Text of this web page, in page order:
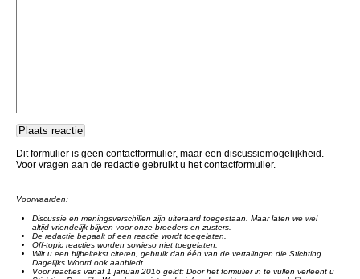
Dit formulier is geen contactformulier, maar een discussiemogelijkheid.
Voor vragen aan de redactie gebruikt u het contactformulier.
Voorwaarden:
Discussie en meningsverschillen zijn uiteraard toegestaan. Maar laten we wel
altijd vriendelijk blijven voor onze broeders en zusters.
De redactie bepaalt of een reactie wordt toegelaten.
Off-topic reacties worden sowieso niet toegelaten.
Wilt u een bijbeltekst citeren, gebruik dan één van de vertalingen die Stichting
Dagelijks Woord ook aanbiedt.
Voor reacties vanaf 1 januari 2016 geldt: Door het formulier in te vullen verleent u